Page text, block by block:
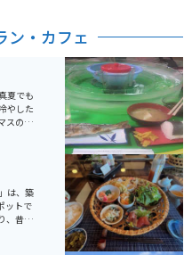
ン・カフェ
夏でも
やした
スの塩
人気で
は、築
ットで
、昔な
めま